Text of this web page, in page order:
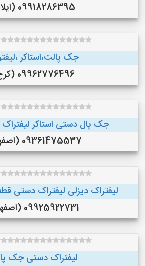
09918286395 (ایلام)
جک پالت،استاکر
09962776496 (کرج)
جک پال دستی استاکر لیفتراک
09361475537 (اصفهان)
لیفتراک دیزلی لیفتراک دستی
09925922731 (اصفهان)
لیفتراک دستی جک